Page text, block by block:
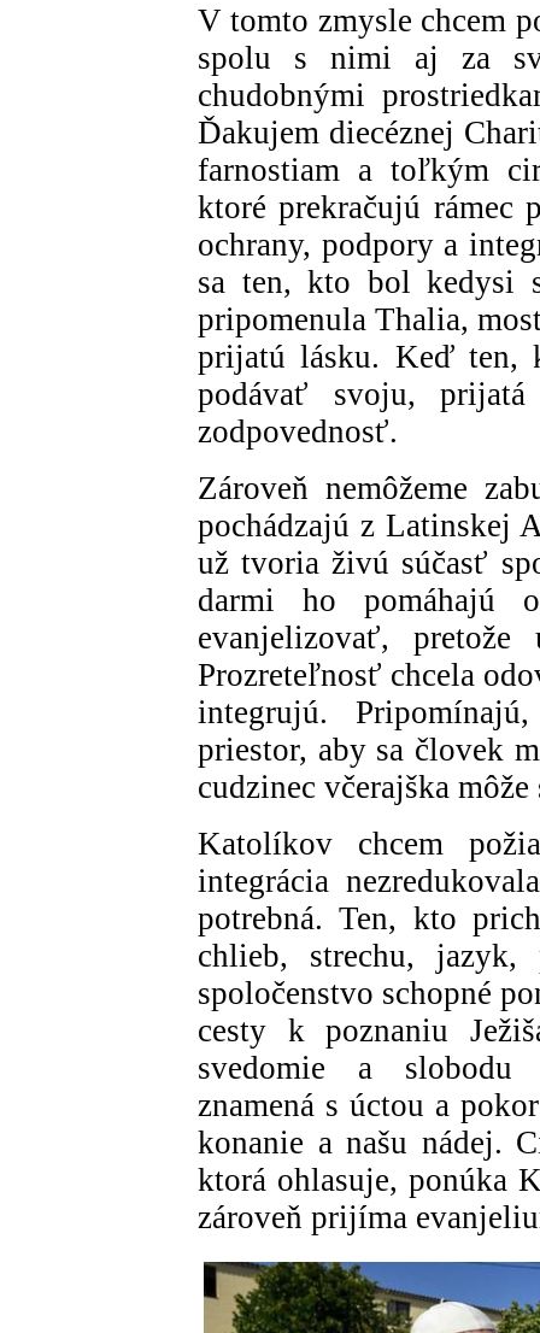
V tomto zmysle chcem
spolu s nimi aj za
chudobnými
Ďakujem diecéznej
farnostiam a toľkým
ktoré prekračujú rámec
ochrany, podpory a
sa ten, kto bol kedysi
pripomenula Thalia,
prijatú lásku. Keď ten,
podávať svoju,
zodpovednosť.
Zároveň nemôžeme
pochádzajú z Latinskej
už tvoria živú súčasť
darmi ho pomáhajú
evanjelizovať,
Prozreteľnosť chcela
integrujú.
priestor, aby sa človek
cudzinec včerajška
Katolíkov chcem
integrácia
potrebná. Ten, kto
chlieb, strechu,
spoločenstvo schopné
cesty k poznaniu
svedomie a slobodu
znamená s úctou a
konanie a našu nádej.
ktorá ohlasuje, ponúka
zároveň prijíma